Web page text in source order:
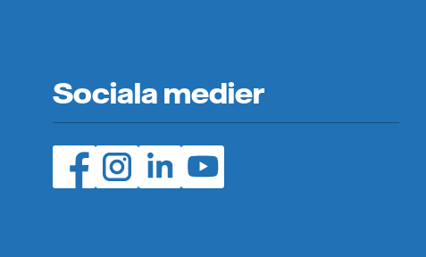
Sociala medier
Facebook (öppnas i ny flik)
Instagram (öppnas i ny flik)
LinedIn (öppnas i ny flik)